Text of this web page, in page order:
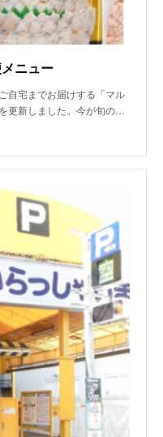
ニュー
自宅までお届けする「マル
更新しました。今が旬の…